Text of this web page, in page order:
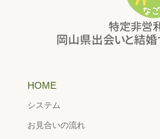
HOME
システム
お見合いの流れ